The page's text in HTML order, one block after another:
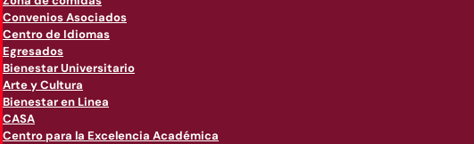
Convenios Asociados
Centro de Idiomas
Egresados
Bienestar Universitario
Arte y Cultura
Bienestar en Linea
CASA
Centro para la Excelencia Académica